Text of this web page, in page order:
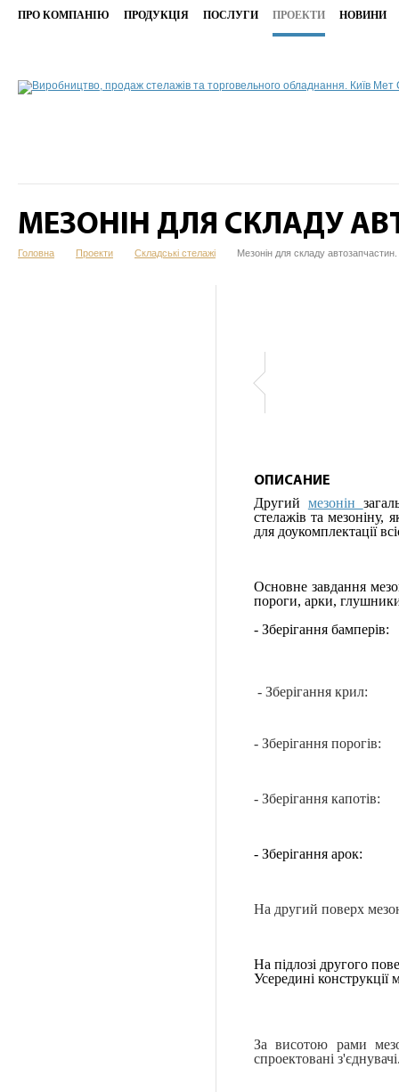
ПРО КОМПАНІЮ ПРОДУКЦІЯ ПОСЛУГИ ПРОЕКТИ НОВИНИ
МЕЗОНІН ДЛЯ СКЛАДУ
Головна Проекти Складські стелажі Мезонін для складу
ОПИСАНИЕ
Другий мезонін
стелажів та мезоніну,
для доукомплектації
Основне завдання
пороги, арки,
- Зберігання бамперів:
- Зберігання крил:
- Зберігання порогів:
- Зберігання капотів:
- Зберігання арок:
На другий поверх
На підлозі другого
Усередині
За висотою рами
спроектовані